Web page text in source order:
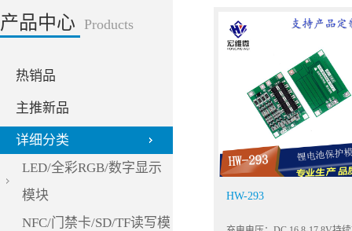
产品中心 Products
热销品
主推新品
详细分类
LED/全彩RGB/数字显示
模块
NFC/门禁卡/SD/TF读写模
HW-293